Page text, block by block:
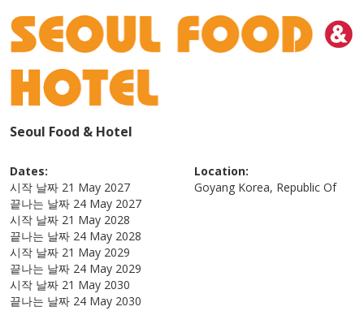
Seoul Food & Hotel
Dates:
시작 날짜 21 May 2027
끝나는 날짜 24 May 2027
시작 날짜 21 May 2028
끝나는 날짜 24 May 2028
시작 날짜 21 May 2029
끝나는 날짜 24 May 2029
시작 날짜 21 May 2030
끝나는 날짜 24 May 2030
Location:
Goyang Korea, Republic Of